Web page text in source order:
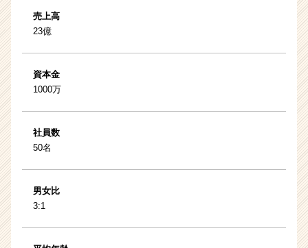
売上高
23億
資本金
1000万
社員数
50名
男女比
3:1